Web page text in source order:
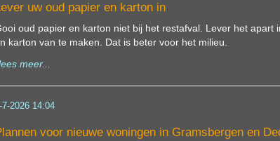
uw oud papier en karton in
oud papier en karton niet bij het restafval. Lever het
karton van te maken. Dat is beter voor het milieu.
meer...
7-2026 14:04
voor nieuwe woningen in Gramsbergen en